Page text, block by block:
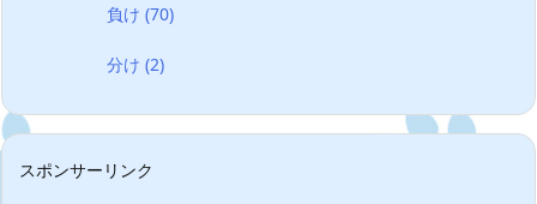
負け(70)
分け(2)
スポンサーリンク